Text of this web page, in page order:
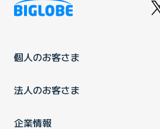
個人のお客さま
法人のお客さま
企業情報